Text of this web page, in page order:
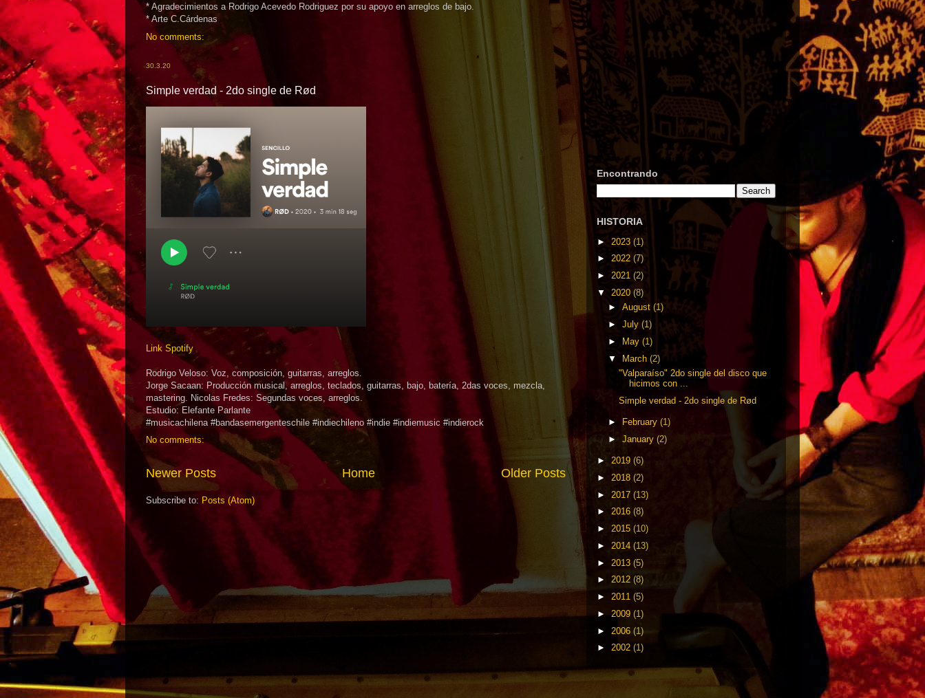
* Agradecimientos a Rodrigo Acevedo Rodriguez por su apoyo en arreglos de bajo.
* Arte C.Cárdenas
No comments:
30.3.20
Simple verdad - 2do single de Rød
Link Spotify
Rodrigo Veloso: Voz, composición, guitarras, arreglos.
Jorge Sacaan: Producción musical, arreglos, teclados, guitarras, bajo, batería, 2das voces, mezcla,
mastering. Nicolas Fredes: Segundas voces, arreglos.
Estudio: Elefante Parlante
#musicachilena #bandasemergenteschile #indiechileno #indie #indiemusic #indierock
No comments:
Newer Posts Older Posts
Home
Subscribe to: Posts (Atom)
Encontrando
HISTORIA
► 2023 (1)
► 2022 (7)
► 2021 (2)
▼ 2020 (8)
► August (1)
► July (1)
►
May (1)
▼ March (2)
"Valparaíso" 2do single del disco que
hicimos con ...
Simple verdad - 2do single de Rød
► February (1)
► January (2)
► 2019 (6)
► 2018 (2)
► 2017 (13)
► 2016 (8)
► 2015 (10)
► 2014 (13)
► 2013 (5)
► 2012 (8)
► 2011 (5)
► 2009 (1)
► 2006 (1)
► 2002 (1)